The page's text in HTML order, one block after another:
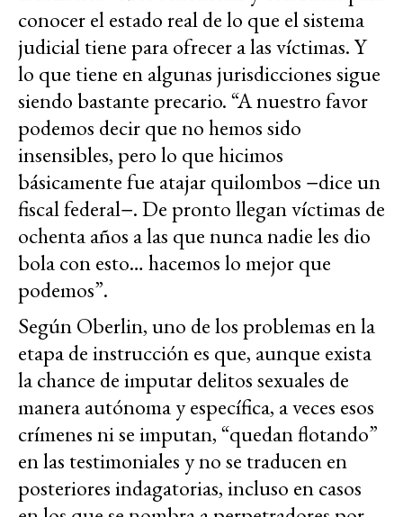
conocer el estado real de lo que el sistema
judicial tiene para ofrecer a las víctimas. Y
lo que tiene en algunas jurisdicciones sigue
siendo bastante precario. “A nuestro favor
podemos decir que no hemos sido
insensibles, pero lo que hicimos
básicamente fue atajar quilombos −dice un
fiscal federal−. De pronto llegan víctimas de
ochenta años a las que nunca nadie les dio
bola con esto… hacemos lo mejor que
podemos”.
Según Oberlin, uno de los problemas en la
etapa de instrucción es que, aunque exista
la chance de imputar delitos sexuales de
manera autónoma y específica, a veces esos
crímenes ni se imputan, “quedan flotando”
en las testimoniales y no se traducen en
posteriores indagatorias, incluso en casos